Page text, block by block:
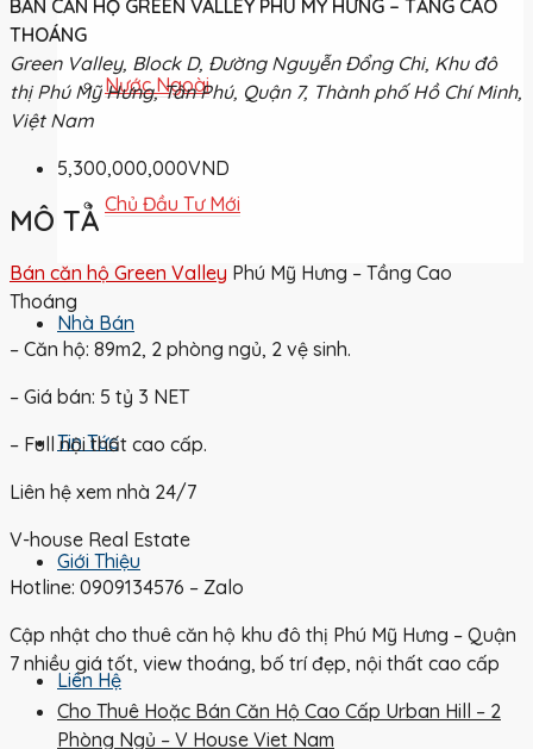
Nước Ngoài
Chủ Đầu Tư Mới
Nhà Bán
Tin Tức
Giới Thiệu
Liên Hệ
BÁN CĂN HỘ GREEN VALLEY PHÚ MỸ HƯNG – TẦNG CAO
THOÁNG
Green Valley, Block D, Đường Nguyễn Đổng Chi, Khu đô
thị Phú Mỹ Hưng, Tân Phú, Quận 7, Thành phố Hồ Chí Minh,
Việt Nam
5,300,000,000VND
MÔ TẢ
Bán căn hộ Green Valley Phú Mỹ Hưng – Tầng Cao
Thoáng
– Căn hộ: 89m2, 2 phòng ngủ, 2 vệ sinh.
– Giá bán: 5 tỷ 3 NET
– Full nội thất cao cấp.
Liên hệ xem nhà 24/7
V-house Real Estate
Hotline: 0909134576 – Zalo
Cập nhật cho thuê căn hộ khu đô thị Phú Mỹ Hưng – Quận
7 nhiều giá tốt, view thoáng, bố trí đẹp, nội thất cao cấp
Cho Thuê Hoặc Bán Căn Hộ Cao Cấp Urban Hill – 2
Phòng Ngủ – V House Viet Nam